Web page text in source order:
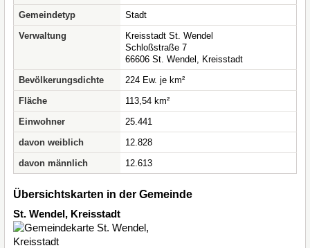
Gemeindetyp
Stadt
Verwaltung
Kreisstadt St. Wendel
Schloßstraße 7
66606 St. Wendel, Kreisstadt
Bevölkerungsdichte
224 Ew. je km²
Fläche
113,54 km²
Einwohner
25.441
davon weiblich
12.828
davon männlich
12.613
Übersichtskarten in der Gemeinde
St. Wendel, Kreisstadt